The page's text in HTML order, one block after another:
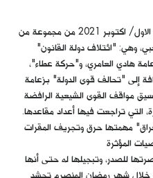
1 - تشكل "الإطار التنسيقي" في تشرين الاول/ اكتوبر 2021 من مجموعة من
وهي: "ائتلاف دولة القانون"
هادي العامري، و"حركة عطاء"،
إلى "تحالف قوى الدولة" بزعامة
مواقف القوى الشيعية الرافضة
التي تراجعت فيها أعداد مقاعدها.
مهمتها حرق وتجريف المقرات
المؤثرة
للصدر، وتبجيلها له حتى أنها
خلال شهر رمضان المنصرم تحشد